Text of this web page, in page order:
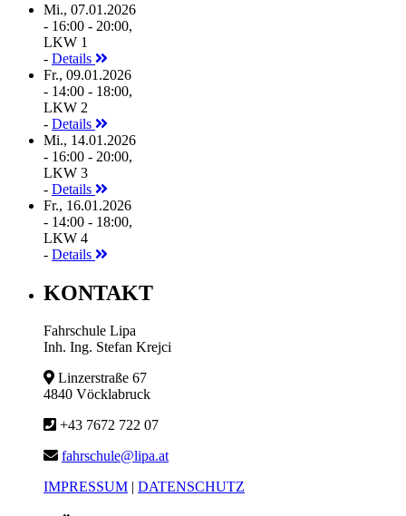
Mi., 07.01.2026
- 16:00 - 20:00,
LKW 1
- Details
Fr., 09.01.2026
- 14:00 - 18:00,
LKW 2
- Details
Mi., 14.01.2026
- 16:00 - 20:00,
LKW 3
- Details
Fr., 16.01.2026
- 14:00 - 18:00,
LKW 4
- Details
KONTAKT
Fahrschule Lipa
Inh. Ing. Stefan Krejci
Linzerstraße 67
4840 Vöcklabruck
+43 7672 722 07
fahrschule@lipa.at
IMPRESSUM | DATENSCHUTZ